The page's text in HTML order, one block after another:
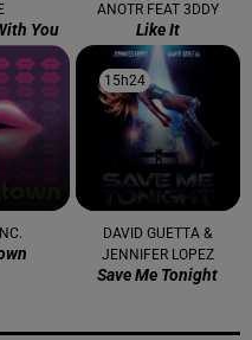
You
ANOTR FEAT 3DDY
Like It
15h24
15h24
DAVID GUETTA &
JENNIFER LOPEZ
Save Me Tonight